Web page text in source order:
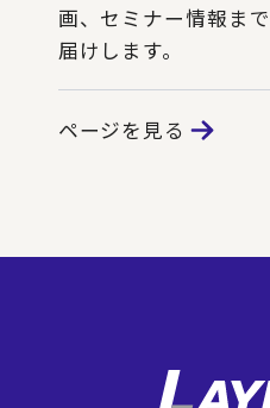
画、セミナー情報ま
届けします。
ページを見る